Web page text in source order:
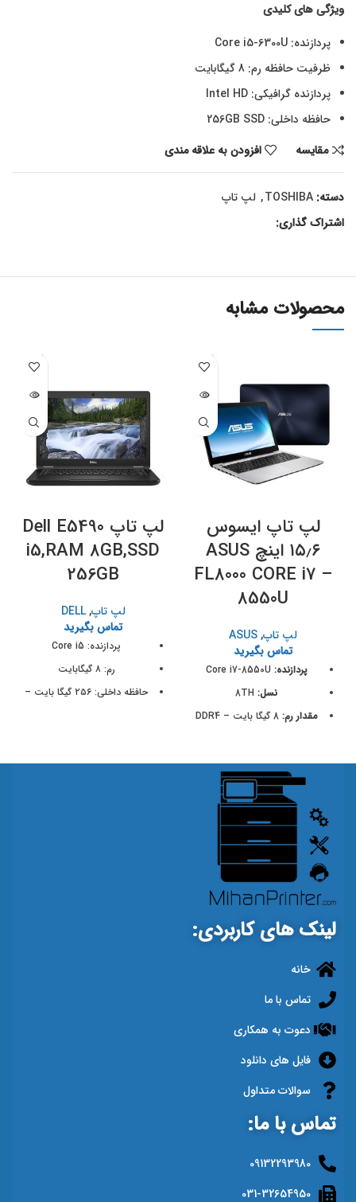
ویژگی های کلیدی
پردازنده: Core i5-6300U
ظرفیت حافظه رم: 8 گیگابایت
پردازنده گرافیکی: Intel HD
حافظه داخلی: 256GB SSD
مقايسه
افزودن به علاقه مندی
دسته: TOSHIBA
, لپ تاپ
اشتراک گذاری:
محصولات مشابه
لپ تاپ ایسوس
۱۵٫۶ اینچ ASUS
FL8000 CORE i7 –
8550U
لپ تاپ,
ASUS
تماس بگیرید
پردازنده:
نسل:
مقدار رم:
گرافیک: NVIDIA Geforce
MX130 2GB
درگاه‌ها:
باتری:
درجه کیفیت:گرید A+
لپ تاپ Dell E5490
i5,RAM 8GB,SSD
256GB
لپ تاپ,
DELL
تماس بگیرید
پردازنده: Core i5
رم: ٨ گیگابایت
حافظه داخلی: ٢٥٦ گیگا بایت –
لینک های کاربردی:
خانه
تماس با ما
دعوت به همکاری
فایل های دانلود
سوالات متداول
تماس با ما:
09132293980
031-32654950